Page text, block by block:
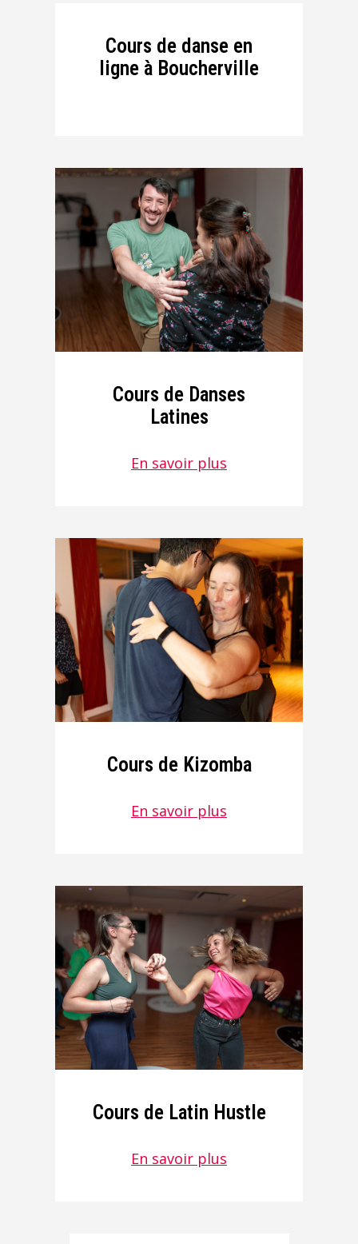
Cours de danse en
ligne à Boucherville
Cours de Danses
Latines
En savoir plus
Cours de Kizomba
En savoir plus
Cours de Latin Hustle
En savoir plus